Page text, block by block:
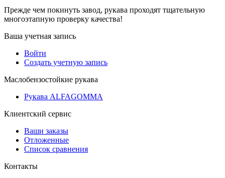
Прежде чем покинуть завод, рукава проходят тщательную
многоэтапную проверку качества!
Ваша учетная запись
Войти
Создать учетную запись
Маслобензостойкие рукава
Рукава ALFAGOMMA
Клиентский сервис
Ваши заказы
Отложенные
Список сравнения
Контакты